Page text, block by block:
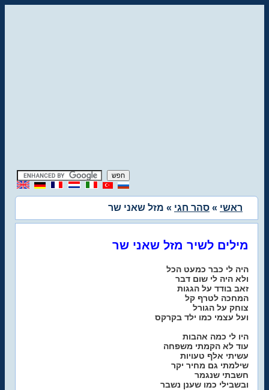
ראשי » סהר חגי » מזל שאני שר
מילים לשיר מזל שאני שר
היה לי כבר כמעט הכל
ולא היה לי שום דבר
זאב בודד על הגגות
המחכה לטרף קל
צוחק על הגורל
ועל עצמי כמו ילד בקרקס
היו לי כמה אהבות
עוד לא הקמתי משפחה
עשיתי אלף טעויות
שילמתי גם מחיר יקר
חשבתי שנגמר
ובשבילי כמו שענן נשבר